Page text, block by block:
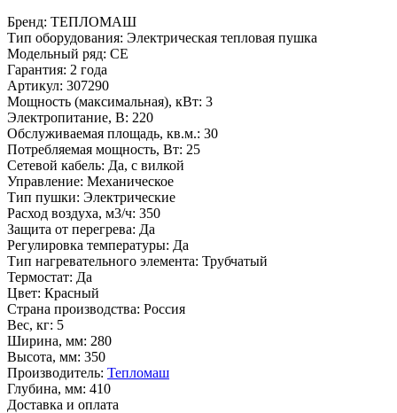
Бренд: ТЕПЛОМАШ
Тип оборудования: Электрическая тепловая пушка
Модельный ряд: СЕ
Гарантия: 2 года
Артикул: 307290
Мощность (максимальная), кВт: 3
Электропитание, В: 220
Обслуживаемая площадь, кв.м.: 30
Потребляемая мощность, Вт: 25
Сетевой кабель: Да, с вилкой
Управление: Механическое
Тип пушки: Электрические
Расход воздуха, м3/ч: 350
Защита от перегрева: Да
Регулировка температуры: Да
Тип нагревательного элемента: Трубчатый
Термостат: Да
Цвет: Красный
Страна производства: Россия
Вес, кг: 5
Ширина, мм: 280
Высота, мм: 350
Производитель: Тепломаш
Глубина, мм: 410
Доставка и оплата